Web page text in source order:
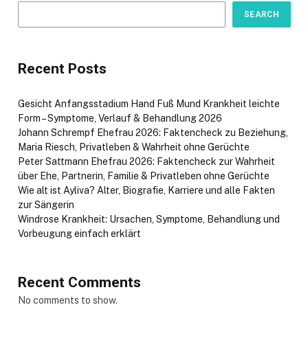
SEARCH
Recent Posts
Gesicht Anfangsstadium Hand Fuß Mund Krankheit leichte
Form – Symptome, Verlauf & Behandlung 2026
Johann Schrempf Ehefrau 2026: Faktencheck zu Beziehung,
Maria Riesch, Privatleben & Wahrheit ohne Gerüchte
Peter Sattmann Ehefrau 2026: Faktencheck zur Wahrheit
über Ehe, Partnerin, Familie & Privatleben ohne Gerüchte
Wie alt ist Ayliva? Alter, Biografie, Karriere und alle Fakten
zur Sängerin
Windrose Krankheit: Ursachen, Symptome, Behandlung und
Vorbeugung einfach erklärt
Recent Comments
No comments to show.